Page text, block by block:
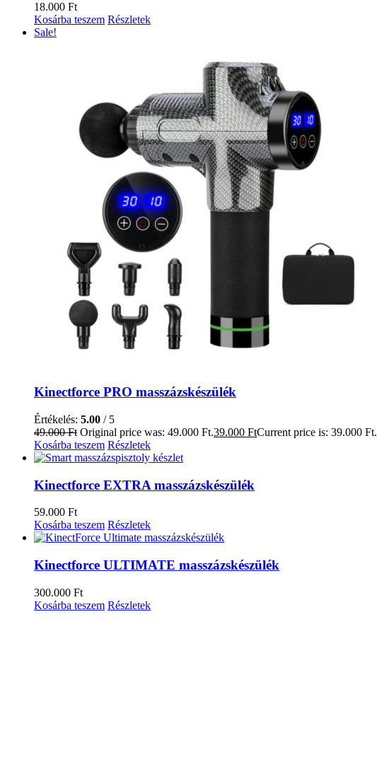
18.000 Ft
Kosárba teszem Részletek
Sale!
Kinectforce PRO masszázskészülék
Értékelés: 5.00 / 5
49.000Ft Original price was: 49.000 Ft.39.000 FtCurrent price is: 39.000 Ft.
Kosárba teszem Részletek
Kinectforce EXTRA masszázskészülék
59.000 Ft
Kosárba teszem Részletek
Kinectforce ULTIMATE masszázskészülék
300.000 Ft
Kosárba teszem Részletek